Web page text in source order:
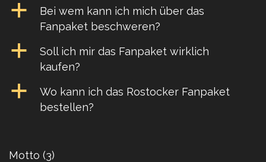
a
Bei wem kann ich mich über das
Fanpaket beschweren?
a
Soll ich mir das Fanpaket wirklich
kaufen?
a
Wo kann ich das Rostocker Fanpaket
bestellen?
Motto (3)